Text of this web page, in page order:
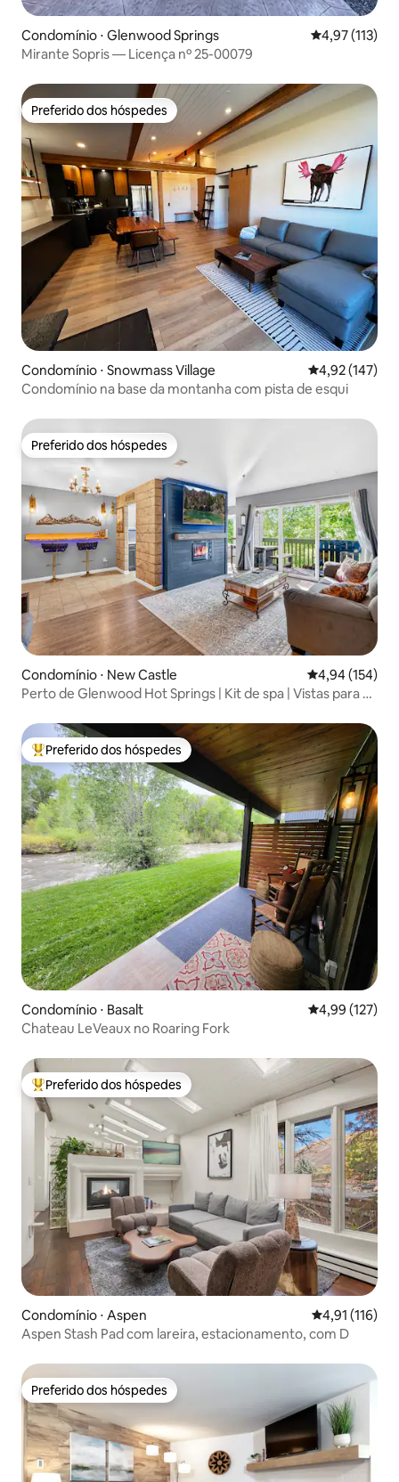
Condomínio ⋅ Glenwood Springs 4,97 de uma
4,97 (113)
Mirante Sopris — Licença nº 25-00079
Preferido dos hóspedes
Preferido dos hóspedes
Condomínio ⋅ Snowmass Village 4,92 de uma
4,92 (147)
Condomínio na base da montanha com pista de esqui
Preferido dos hóspedes
Preferido dos hóspedes
Condomínio ⋅ New Castle 4,94 de uma
4,94 (154)
Perto de Glenwood Hot Springs | Kit de spa | Vistas para as
Entre os melhores preferidos dos hóspedes
Preferido dos hóspedes
Condomínio ⋅ Basalt 4,99 de uma
4,99 (127)
Chateau LeVeaux no Roaring Fork
Entre os melhores preferidos dos hóspedes
Preferido dos hóspedes
Condomínio ⋅ Aspen 4,91 de uma
4,91 (116)
Aspen Stash Pad com lareira, estacionamento, com D
Preferido dos hóspedes
Preferido dos hóspedes